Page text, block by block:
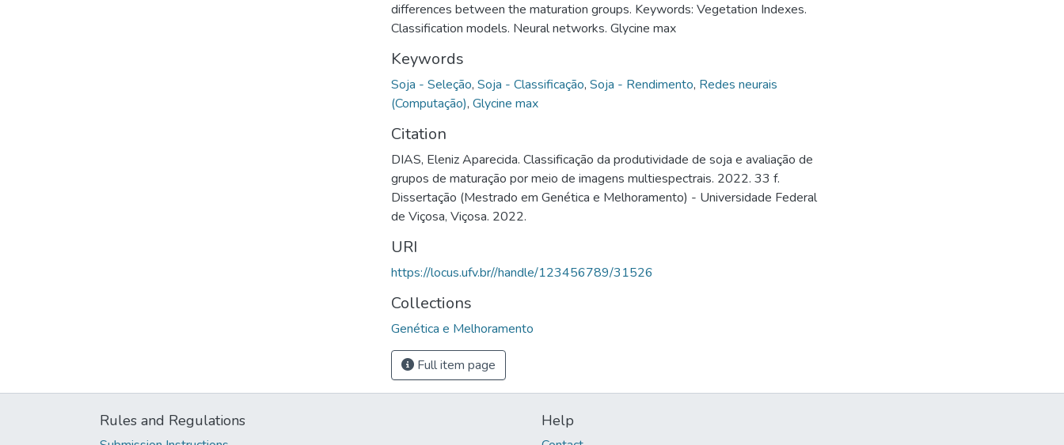
differences between the maturation groups. Keywords: Vegetation Indexes.
Classification models. Neural networks. Glycine max
Keywords
Soja - Seleção, Soja - Classificação, Soja - Rendimento, Redes neurais
(Computação), Glycine max
Citation
DIAS, Eleniz Aparecida. Classificação da produtividade de soja e avaliação de
grupos de maturação por meio de imagens multiespectrais. 2022. 33 f.
Dissertação (Mestrado em Genética e Melhoramento) - Universidade Federal
de Viçosa, Viçosa. 2022.
URI
https://locus.ufv.br//handle/123456789/31526
Collections
Genética e Melhoramento
Full item page
Rules and Regulations Help